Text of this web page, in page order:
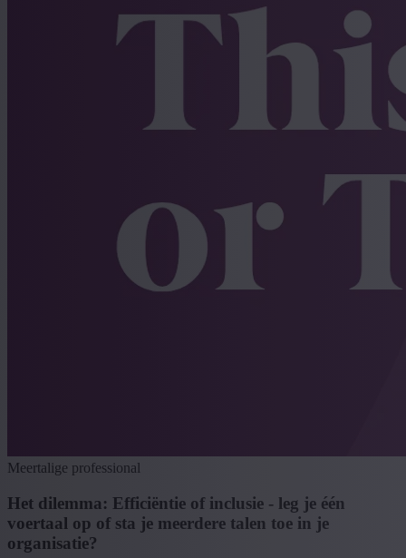
Meertalige professional
Het dilemma: Efficiëntie of inclusie - leg je één
voertaal op of sta je meerdere talen toe in je
organisatie?